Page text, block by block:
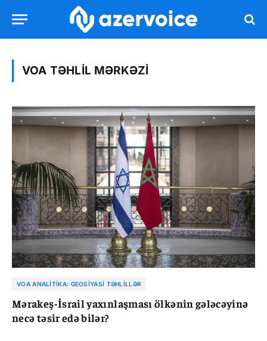
VOA TƏHLIL MƏRKƏZI
VOA ANALITIKA: GEOSIYASI TƏHLILLƏR
Mərakeş-İsrail yaxınlaşması ölkənin gələcəyinə
necə təsir edə bilər?